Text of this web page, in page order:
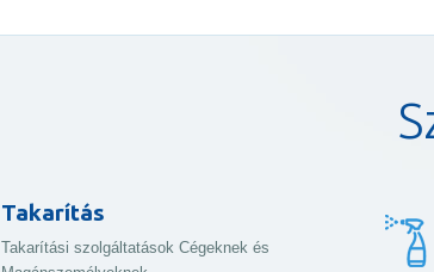
Takarítás
Takarítási szolgáltatások Cégeknek és